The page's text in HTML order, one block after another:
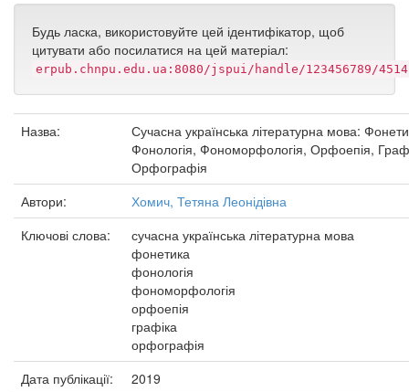
Будь ласка, використовуйте цей ідентифікатор, щоб
цитувати або посилатися на цей матеріал:
erpub.chnpu.edu.ua:8080/jspui/handle/123456789/4514
Назва:
Сучасна українська літературна мова:
Фонологія, Фономорфологія, Орфоепія,
Орфографія
Автори:
Хомич, Тетяна Леонідівна
Ключові слова:
сучасна українська літературна мова
фонетика
фонологія
фономорфологія
орфоепія
графіка
орфографія
Дата публікації:
2019